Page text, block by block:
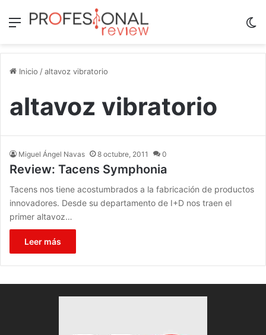
Menú
Inicio /altavoz vibratorio
altavoz vibratorio
Miguel Ángel Navas 8 octubre, 2011 0
Review: Tacens Symphonia
Tacens nos tiene acostumbrados a la fabricación de productos
innovadores. Desde su departamento de I+D nos traen el
primer altavoz…
Leer más